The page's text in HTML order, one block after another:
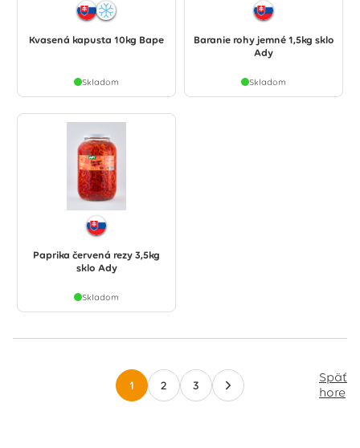
Kvasená kapusta 10kg Bape
Skladom
Baranie rohy jemné 1,5kg sklo
Ady
Skladom
Paprika červená rezy 3,5kg
sklo Ady
Skladom
1 2 3
Späť
hore